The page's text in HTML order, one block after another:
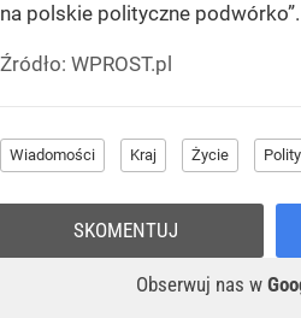
na polskie polityczne podwórko”.
Źródło: WPROST.pl
Wiadomości Kraj Życie
Obserwuj nas w
SKOMENTUJ